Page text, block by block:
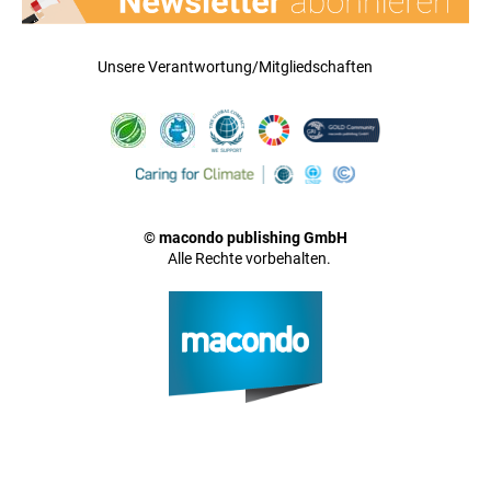
Unsere Verantwortung/Mitgliedschaften
© macondo publishing GmbH
Alle Rechte vorbehalten.